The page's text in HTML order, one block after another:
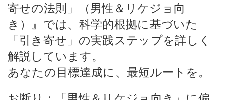
寄せの法則」（男性＆リケジョ向
き）』では、科学的根拠に基づいた
「引き寄せ」の実践ステップを詳しく
解説しています。
あなたの目標達成に、最短ルートを。